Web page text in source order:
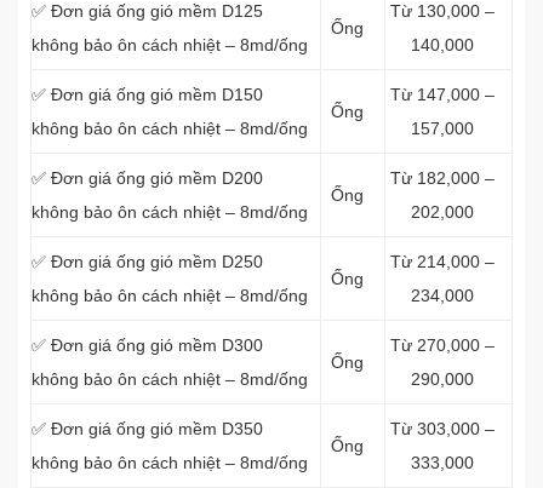
✅ Đơn giá ống gió mềm D125
không bảo ôn cách nhiệt – 8md/ống
Ống
Từ 130,000 –
140,000
✅ Đơn giá ống gió mềm D150
không bảo ôn cách nhiệt – 8md/ống
Ống
Từ 147,000 –
157,000
✅ Đơn giá ống gió mềm D200
không bảo ôn cách nhiệt – 8md/ống
Ống
Từ 182,000 –
202,000
✅ Đơn giá ống gió mềm D250
không bảo ôn cách nhiệt – 8md/ống
Ống
Từ 214,000 –
234,000
✅ Đơn giá ống gió mềm D300
không bảo ôn cách nhiệt – 8md/ống
Ống
Từ 270,000 –
290,000
✅ Đơn giá ống gió mềm D350
không bảo ôn cách nhiệt – 8md/ống
Ống
Từ 303,000 –
333,000